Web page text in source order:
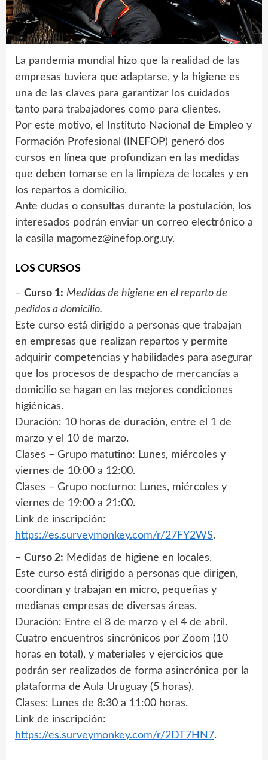
La pandemia mundial hizo que la realidad de las
empresas tuviera que adaptarse, y la higiene es
una de las claves para garantizar los cuidados
tanto para trabajadores como para clientes.
Por este motivo, el Instituto Nacional de Empleo y
Formación Profesional (INEFOP) generó dos
cursos en línea que profundizan en las medidas
que deben tomarse en la limpieza de locales y en
los repartos a domicilio.
Ante dudas o consultas durante la postulación, los
interesados podrán enviar un correo electrónico a
la casilla magomez@inefop.org.uy.
LOS CURSOS
– Curso 1: Medidas de higiene en el reparto de
pedidos a domicilio.
Este curso está dirigido a personas que trabajan
en empresas que realizan repartos y permite
adquirir competencias y habilidades para asegurar
que los procesos de despacho de mercancías a
domicilio se hagan en las mejores condiciones
higiénicas.
Duración: 10 horas de duración, entre el 1 de
marzo y el 10 de marzo.
Clases – Grupo matutino: Lunes, miércoles y
viernes de 10:00 a 12:00.
Clases – Grupo nocturno: Lunes, miércoles y
viernes de 19:00 a 21:00.
Link de inscripción:
https://es.surveymonkey.com/r/27FY2WS.
– Curso 2: Medidas de higiene en locales.
Este curso está dirigido a personas que dirigen,
coordinan y trabajan en micro, pequeñas y
medianas empresas de diversas áreas.
Duración: Entre el 8 de marzo y el 4 de abril.
Cuatro encuentros sincrónicos por Zoom (10
horas en total), y materiales y ejercicios que
podrán ser realizados de forma asincrónica por la
plataforma de Aula Uruguay (5 horas).
Clases: Lunes de 8:30 a 11:00 horas.
Link de inscripción:
https://es.surveymonkey.com/r/2DT7HN7.